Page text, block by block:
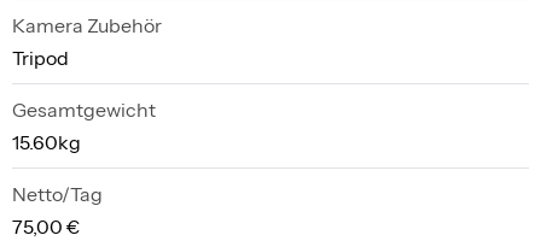
Kamera Zubehör
Tripod
Gesamtgewicht
15.60kg
Netto/Tag
75,00 €